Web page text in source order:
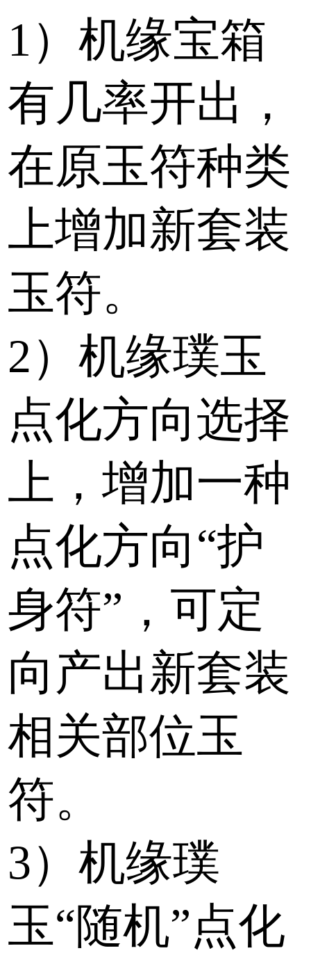
1）机缘宝箱
有几率开出，
在原玉符种类
上增加新套装
玉符。
2）机缘璞玉
点化方向选择
上，增加一种
点化方向“护
身符”，可定
向产出新套装
相关部位玉
符。
3）机缘璞
玉“随机”点化